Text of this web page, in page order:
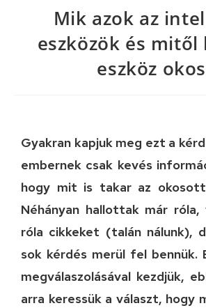
Mik azok az
eszközök és mitől
eszköz
Gyakran kapjuk meg ezt a
embernek csak kevés
hogy mit is takar az
Néhányan hallottak már
róla cikkeket (talán nálunk),
sok kérdés merül fel bennük.
megválaszolásával kezdjük,
arra keressük a választ, hogy